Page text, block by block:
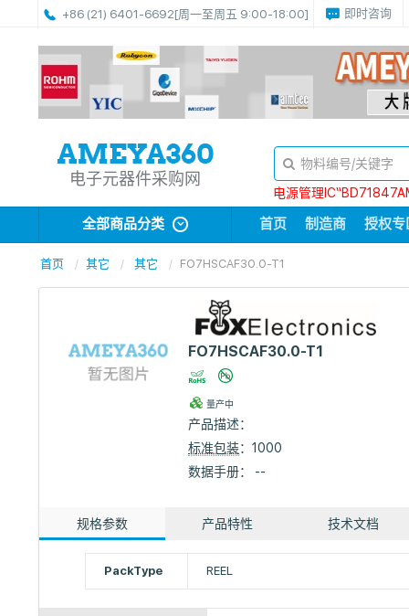
+86 (21) 6401-6692[周一至周五 9:00-18:00] 即时咨询
电子元器件采购网
电源管理
全部商品分类 首页 制造商 授权专
首页 其它 其它 FO7HSCAF30.0-T1
FO7HSCAF30.0-T1
量产中
产品描述：
标准包装：1000
数据手册： --
规格参数 产品特性 技术文档
PackType REEL